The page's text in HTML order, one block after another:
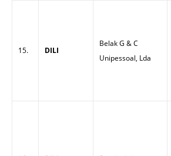
15. DILI
Belak G & C
Unipessoal, Lda